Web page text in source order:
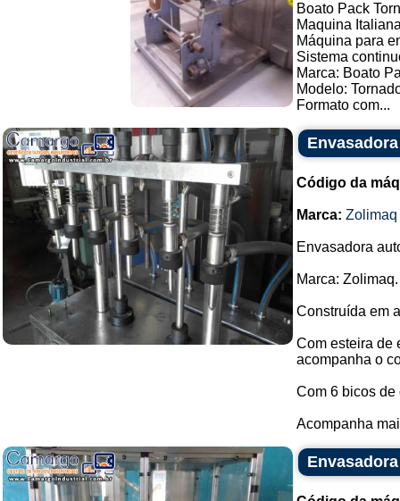
Boato Pack
Maquina
Máquina para
Sistema
Marca: Boato
Modelo:
Formato com...
Código da
Marca: Zolimaq
Envasadora
Marca: Zolimaq.
Construída em
Com esteira de
acompanha o
Com 6 bicos de
Acompanha